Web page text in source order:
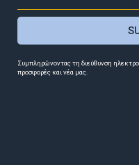
Συμπληρώνοντας τη διεύθυνση
προσφορές και νέα μας.